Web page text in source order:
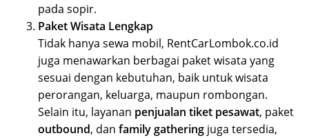
pada sopir.
Paket Wisata Lengkap
Tidak hanya sewa mobil, RentCarLombok.co.id
juga menawarkan berbagai paket wisata yang
sesuai dengan kebutuhan, baik untuk wisata
perorangan, keluarga, maupun rombongan.
Selain itu, layanan penjualan tiket pesawat, paket
outbound, dan family gathering juga tersedia,